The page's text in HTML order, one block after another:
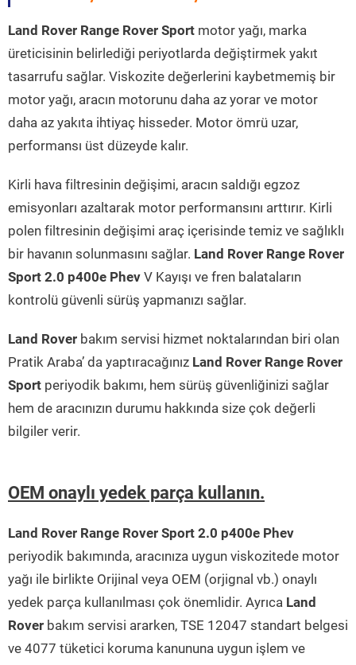
Land Rover Range Rover Sport motor yağı, marka
üreticisinin belirlediği periyotlarda değiştirmek yakıt
tasarrufu sağlar. Viskozite değerlerini kaybetmemiş bir
motor yağı, aracın motorunu daha az yorar ve motor
daha az yakıta ihtiyaç hisseder. Motor ömrü uzar,
performansı üst düzeyde kalır.
Kirli hava filtresinin değişimi, aracın saldığı egzoz
emisyonları azaltarak motor performansını arttırır. Kirli
polen filtresinin değişimi araç içerisinde temiz ve sağlıklı
bir havanın solunmasını sağlar. Land Rover Range Rover
Sport 2.0 p400e Phev V Kayışı ve fren balataların
kontrolü güvenli sürüş yapmanızı sağlar.
Land Rover bakım servisi hizmet noktalarından biri olan
Pratik Araba’ da yaptıracağınız Land Rover Range Rover
Sport periyodik bakımı, hem sürüş güvenliğinizi sağlar
hem de aracınızın durumu hakkında size çok değerli
bilgiler verir.
OEM onaylı yedek parça kullanın.
Land Rover Range Rover Sport 2.0 p400e Phev
periyodik bakımında, aracınıza uygun viskozitede motor
yağı ile birlikte Orijinal veya OEM (orjignal vb.) onaylı
yedek parça kullanılması çok önemlidir. Ayrıca Land
Rover bakım servisi ararken, TSE 12047 standart belgesi
ve 4077 tüketici koruma kanununa uygun işlem ve